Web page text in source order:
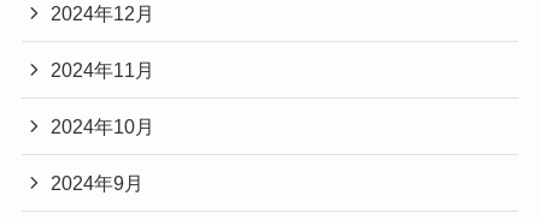
2024年12月
2024年11月
2024年10月
2024年9月